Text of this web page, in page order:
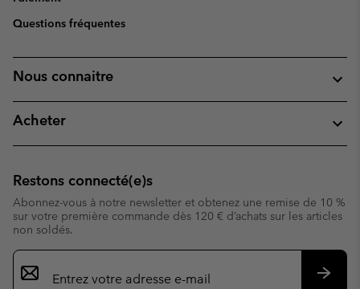
Questions fréquentes
Nous connaitre
Acheter
Restons connecté(e)s
Abonnez-vous à notre newsletter et obtenez une remise de 10 %
sur votre première commande dès 120 € d’achats sur les articles
non soldés.
Inscription
par